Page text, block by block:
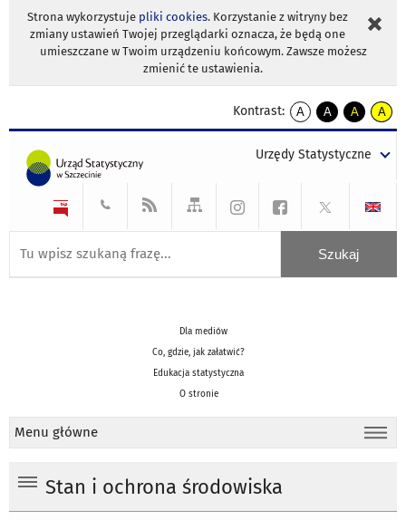
Strona wykorzystuje pliki cookies. Korzystanie z witryny bez
zmiany ustawień Twojej przeglądarki oznacza, że będą one
umieszczane w Twoim urządzeniu końcowym. Zawsze możesz
zmienić te ustawienia.
Kontrast:
A
kontrast
A
kontrast
tekst
czarnym
A
kontrast
tekst
czarnym
A
tekst
żółtym
Urzędy Statystyczne
Dla mediów
Co, gdzie, jak załatwić?
Edukacja statystyczna
O stronie
Menu główne
Stan i ochrona środowiska